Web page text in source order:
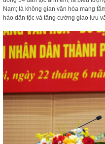
Nam; là không gian văn hóa mang
hào dân tộc và tăng cường giao lưu